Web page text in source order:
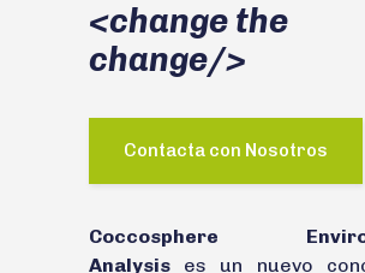
<change the
change/>
Contacta con Nosotros
Coccosphere
Analysis es un nuevo